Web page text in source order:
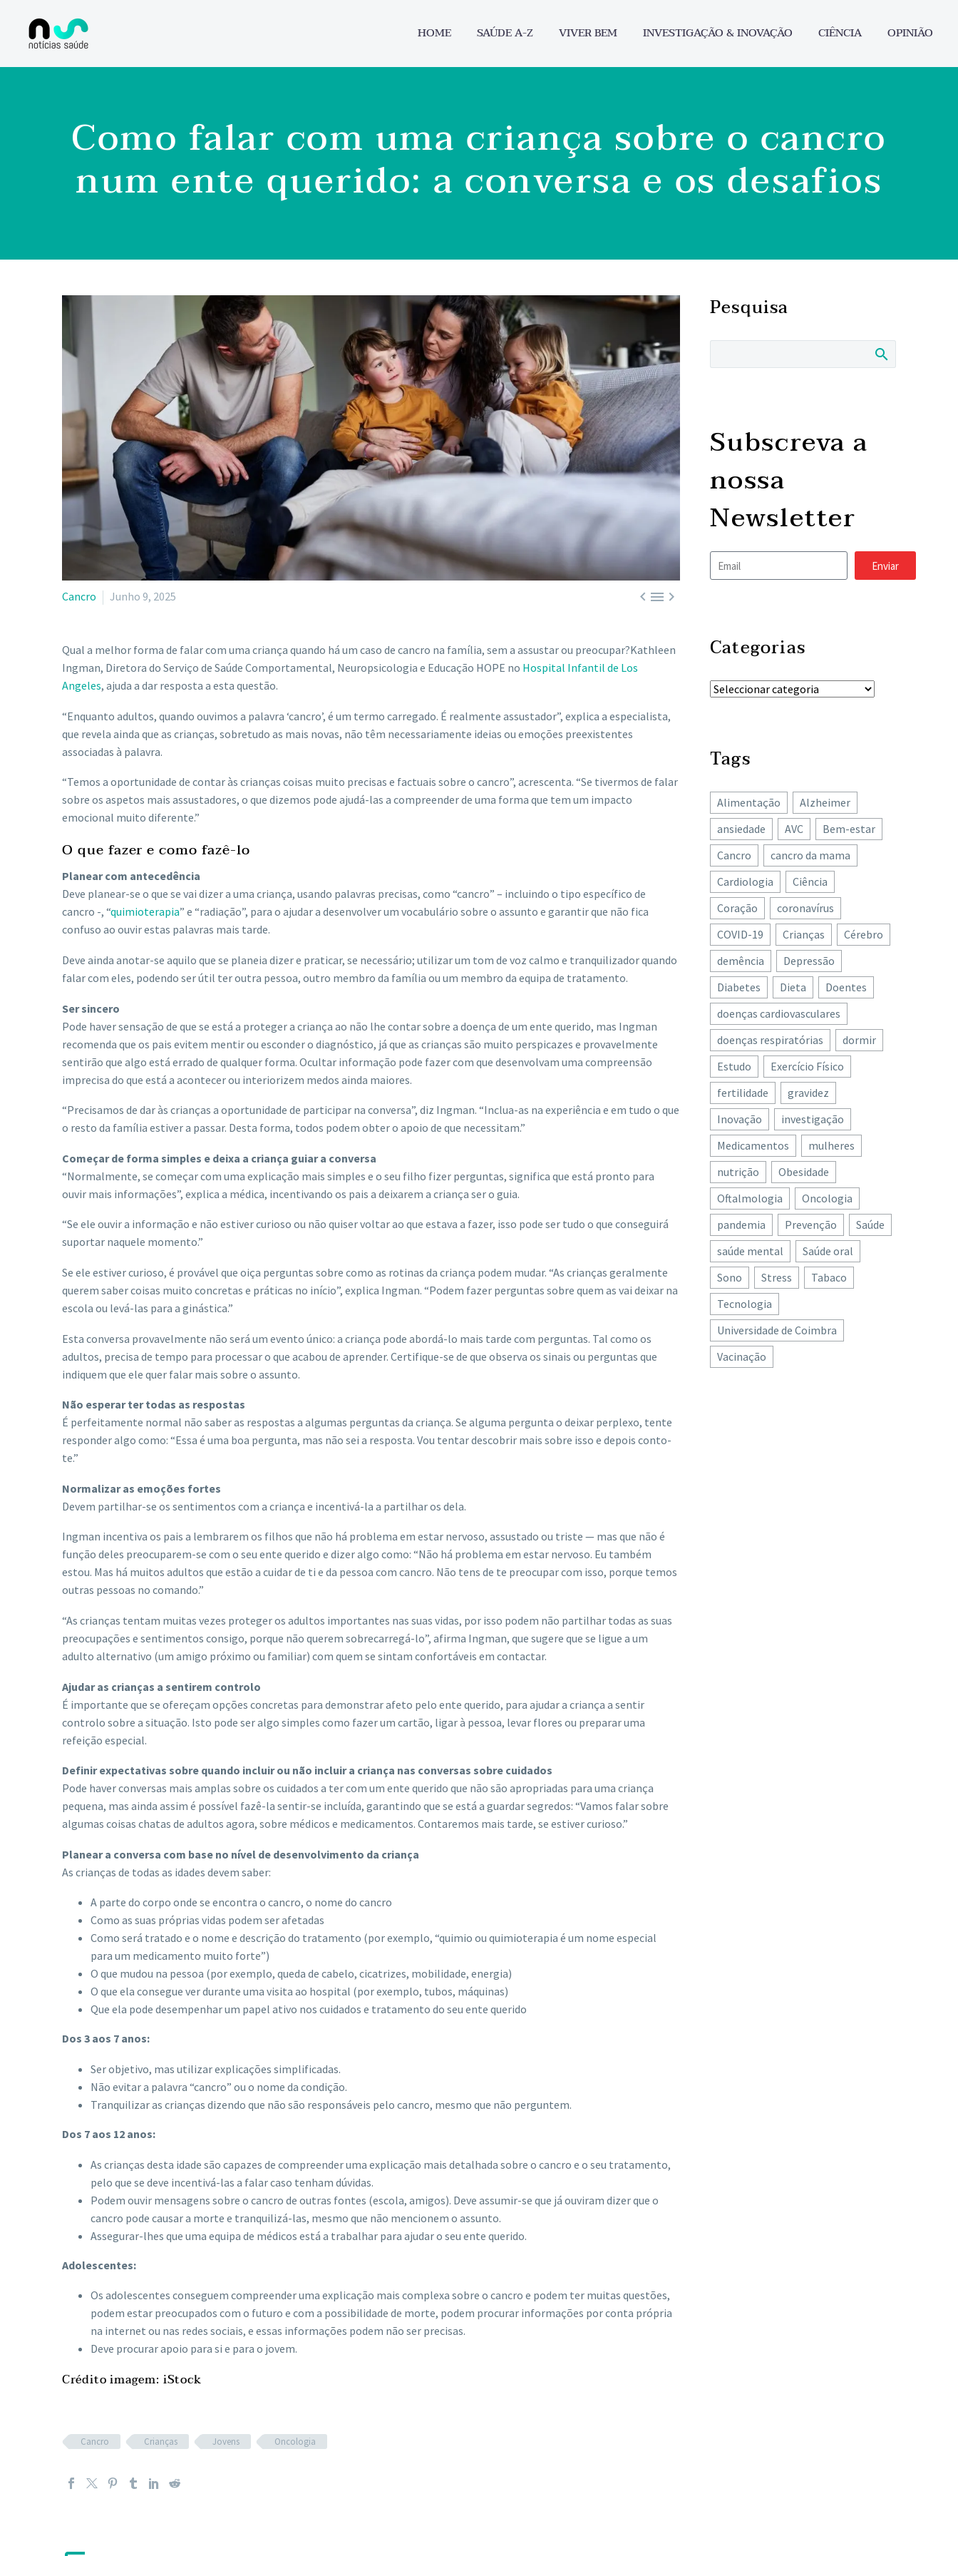
HOME SAÚDE A-Z VIVER BEM INVESTIGAÇÃO & INOVAÇÃO CIÊNCIA OPINIÃO
Como falar com uma criança sobre o cancro
num ente querido: a conversa e os desafios

Cancro Junho 9, 2025
Qual a melhor forma de falar com uma criança quando há um caso de cancro na família, sem a assustar ou preocupar?Kathleen
Ingman, Diretora do Serviço de Saúde Comportamental, Neuropsicologia e Educação HOPE no Hospital Infantil de Los
Angeles, ajuda a dar resposta a esta questão.
“Enquanto adultos, quando ouvimos a palavra ‘cancro’, é um termo carregado. É realmente assustador”, explica a especialista,
que revela ainda que as crianças, sobretudo as mais novas, não têm necessariamente ideias ou emoções preexistentes
associadas à palavra.
“Temos a oportunidade de contar às crianças coisas muito precisas e factuais sobre o cancro”, acrescenta. “Se tivermos de falar
sobre os aspetos mais assustadores, o que dizemos pode ajudá-las a compreender de uma forma que tem um impacto
emocional muito diferente.”
O que fazer e como fazê-lo
Planear com antecedência
Deve planear-se o que se vai dizer a uma criança, usando palavras precisas, como “cancro” – incluindo o tipo específico de
cancro -, “quimioterapia” e “radiação”, para o ajudar a desenvolver um vocabulário sobre o assunto e garantir que não fica
confuso ao ouvir estas palavras mais tarde.
Deve ainda anotar-se aquilo que se planeia dizer e praticar, se necessário; utilizar um tom de voz calmo e tranquilizador quando
falar com eles, podendo ser útil ter outra pessoa, outro membro da família ou um membro da equipa de tratamento.
Ser sincero
Pode haver sensação de que se está a proteger a criança ao não lhe contar sobre a doença de um ente querido, mas Ingman
recomenda que os pais evitem mentir ou esconder o diagnóstico, já que as crianças são muito perspicazes e provavelmente
sentirão que algo está errado de qualquer forma. Ocultar informação pode fazer com que desenvolvam uma compreensão
imprecisa do que está a acontecer ou interiorizem medos ainda maiores.
“Precisamos de dar às crianças a oportunidade de participar na conversa”, diz Ingman. “Inclua-as na experiência e em tudo o que
o resto da família estiver a passar. Desta forma, todos podem obter o apoio de que necessitam.”
Começar de forma simples e deixa a criança guiar a conversa
“Normalmente, se começar com uma explicação mais simples e o seu filho fizer perguntas, significa que está pronto para
ouvir mais informações”, explica a médica, incentivando os pais a deixarem a criança ser o guia.
“Se ele ouvir a informação e não estiver curioso ou não quiser voltar ao que estava a fazer, isso pode ser tudo o que conseguirá
suportar naquele momento.”
Se ele estiver curioso, é provável que oiça perguntas sobre como as rotinas da criança podem mudar. “As crianças geralmente
querem saber coisas muito concretas e práticas no início”, explica Ingman. “Podem fazer perguntas sobre quem as vai deixar na
escola ou levá-las para a ginástica.”
Esta conversa provavelmente não será um evento único: a criança pode abordá-lo mais tarde com perguntas. Tal como os
adultos, precisa de tempo para processar o que acabou de aprender. Certifique-se de que observa os sinais ou perguntas que
indiquem que ele quer falar mais sobre o assunto.
Não esperar ter todas as respostas
É perfeitamente normal não saber as respostas a algumas perguntas da criança. Se alguma pergunta o deixar perplexo, tente
responder algo como: “Essa é uma boa pergunta, mas não sei a resposta. Vou tentar descobrir mais sobre isso e depois conto-
te.”
Normalizar as emoções fortes
Devem partilhar-se os sentimentos com a criança e incentivá-la a partilhar os dela.
Ingman incentiva os pais a lembrarem os filhos que não há problema em estar nervoso, assustado ou triste — mas que não é
função deles preocuparem-se com o seu ente querido e dizer algo como: “Não há problema em estar nervoso. Eu também
estou. Mas há muitos adultos que estão a cuidar de ti e da pessoa com cancro. Não tens de te preocupar com isso, porque temos
outras pessoas no comando.”
“As crianças tentam muitas vezes proteger os adultos importantes nas suas vidas, por isso podem não partilhar todas as suas
preocupações e sentimentos consigo, porque não querem sobrecarregá-lo”, afirma Ingman, que sugere que se ligue a um
adulto alternativo (um amigo próximo ou familiar) com quem se sintam confortáveis ​​em contactar.
Ajudar as crianças a sentirem controlo
É importante que se ofereçam opções concretas para demonstrar afeto pelo ente querido, para ajudar a criança a sentir
controlo sobre a situação. Isto pode ser algo simples como fazer um cartão, ligar à pessoa, levar flores ou preparar uma
refeição especial.
Definir expectativas sobre quando incluir ou não incluir a criança nas conversas sobre cuidados
Pode haver conversas mais amplas sobre os cuidados a ter com um ente querido que não são apropriadas para uma criança
pequena, mas ainda assim é possível fazê-la sentir-se incluída, garantindo que se está a guardar segredos: “Vamos falar sobre
algumas coisas chatas de adultos agora, sobre médicos e medicamentos. Contaremos mais tarde, se estiver curioso.”
Planear a conversa com base no nível de desenvolvimento da criança
As crianças de todas as idades devem saber:
A parte do corpo onde se encontra o cancro, o nome do cancro
Como as suas próprias vidas podem ser afetadas
Como será tratado e o nome e descrição do tratamento (por exemplo, “quimio ou quimioterapia é um nome especial
para um medicamento muito forte”)
O que mudou na pessoa (por exemplo, queda de cabelo, cicatrizes, mobilidade, energia)
O que ela consegue ver durante uma visita ao hospital (por exemplo, tubos, máquinas)
Que ela pode desempenhar um papel ativo nos cuidados e tratamento do seu ente querido
Dos 3 aos 7 anos:
Ser objetivo, mas utilizar explicações simplificadas.
Não evitar a palavra “cancro” ou o nome da condição.
Tranquilizar as crianças dizendo que não são responsáveis ​​pelo cancro, mesmo que não perguntem.
Dos 7 aos 12 anos:
As crianças desta idade são capazes de compreender uma explicação mais detalhada sobre o cancro e o seu tratamento,
pelo que se deve incentivá-las a falar caso tenham dúvidas.
Podem ouvir mensagens sobre o cancro de outras fontes (escola, amigos). Deve assumir-se que já ouviram dizer que o
cancro pode causar a morte e tranquilizá-las, mesmo que não mencionem o assunto.
Assegurar-lhes que uma equipa de médicos está a trabalhar para ajudar o seu ente querido.
Adolescentes:
Os adolescentes conseguem compreender uma explicação mais complexa sobre o cancro e podem ter muitas questões,
podem estar preocupados com o futuro e com a possibilidade de morte, podem procurar informações por conta própria
na internet ou nas redes sociais, e essas informações podem não ser precisas.
Deve procurar apoio para si e para o jovem.
Crédito imagem: iStock
Cancro Crianças Jovens Oncologia
Pesquisa
Subscreva a
nossa
Newsletter
Enviar
Categorias
Tags
Alimentação
Alzheimer
ansiedade
AVC
Bem-estar
Cancro
cancro da mama
Cardiologia
Ciência
Coração
coronavírus
COVID-19
Crianças
Cérebro
demência
Depressão
Diabetes
Dieta
Doentes
doenças cardiovasculares
doenças respiratórias
dormir
Estudo
Exercício Físico
fertilidade
gravidez
Inovação
investigação
Medicamentos
mulheres
nutrição
Obesidade
Oftalmologia
Oncologia
pandemia
Prevenção
Saúde
saúde mental
Saúde oral
Sono
Stress
Tabaco
Tecnologia
Universidade de Coimbra
Vacinação